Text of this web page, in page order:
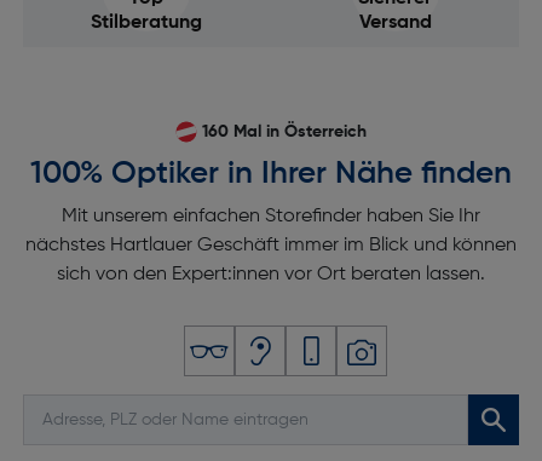
Stilberatung
Versand
160 Mal in Österreich
100% Optiker in Ihrer Nähe finden
Mit unserem einfachen Storefinder haben Sie Ihr
nächstes Hartlauer Geschäft immer im Blick und können
sich von den Expert:innen vor Ort beraten lassen.